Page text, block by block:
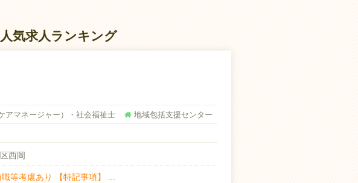
気求人ランキング
アマネージャー）・社会福祉士 地域包括支援センター
西岡
等考慮あり 【特記事項】 ...